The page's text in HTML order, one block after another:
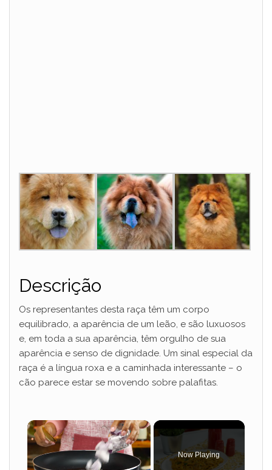
Descrição
Os representantes desta raça têm um corpo
equilibrado, a aparência de um leão, e são luxuosos
e, em toda a sua aparência, têm orgulho de sua
aparência e senso de dignidade. Um sinal especial da
raça é a língua roxa e a caminhada interessante – o
cão parece estar se movendo sobre palafitas.
×
Now Playing